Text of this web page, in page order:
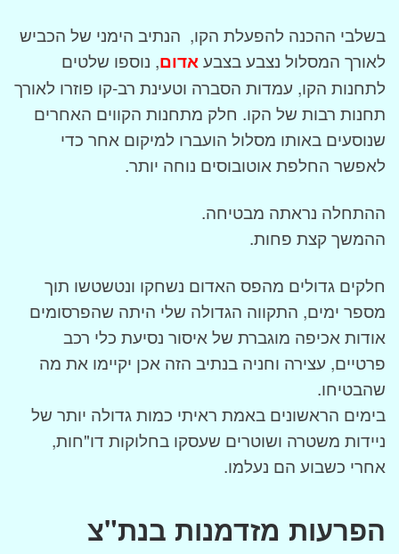
בשלבי ההכנה להפעלת הקו, הנתיב הימני של הכביש
לאורך המסלול נצבע בצבע אדום, נוספו שלטים
לתחנות הקו, עמדות הסברה וטעינת רב-קו פוזרו לאורך
תחנות רבות של הקו. חלק מתחנות הקווים האחרים
שנוסעים באותו מסלול הועברו למיקום אחר כדי
לאפשר החלפת אוטובוסים נוחה יותר.
ההתחלה נראתה מבטיחה.
ההמשך קצת פחות.
חלקים גדולים מהפס האדום נשחקו ונטשטשו תוך
מספר ימים, התקווה הגדולה שלי היתה שהפרסומים
אודות אכיפה מוגברת של איסור נסיעת כלי רכב
פרטיים, עצירה וחניה בנתיב הזה אכן יקיימו את מה
שהבטיחו.
בימים הראשונים באמת ראיתי כמות גדולה יותר של
ניידות משטרה ושוטרים שעסקו בחלוקות דו"חות,
אחרי כשבוע הם נעלמו.
הפרעות מזדמנות בנת"צ